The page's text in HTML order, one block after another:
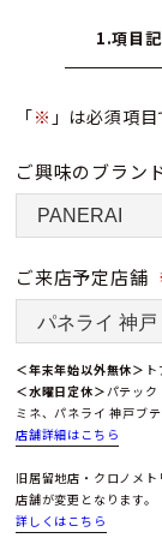
1.項目
「※ 」は必須項目
ご興味のブラン
ご来店予定店舗
＜年末年始以外無休＞
＜水曜日定休＞ パテッ
ミネ、パネライ 神戸ブ
店舗詳細はこちら
旧居留地店・クロノメ
店舗が変更となります。
詳しくはこちら